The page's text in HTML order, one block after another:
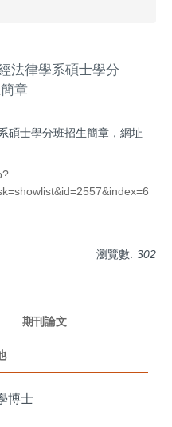
法律學系碩士學分
章
碩士學分班招生簡章，網址
瀏覽數: 302
期刊論文
博士